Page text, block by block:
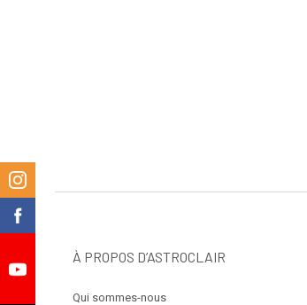
À PROPOS D’ASTROCLAIR
Qui sommes-nous